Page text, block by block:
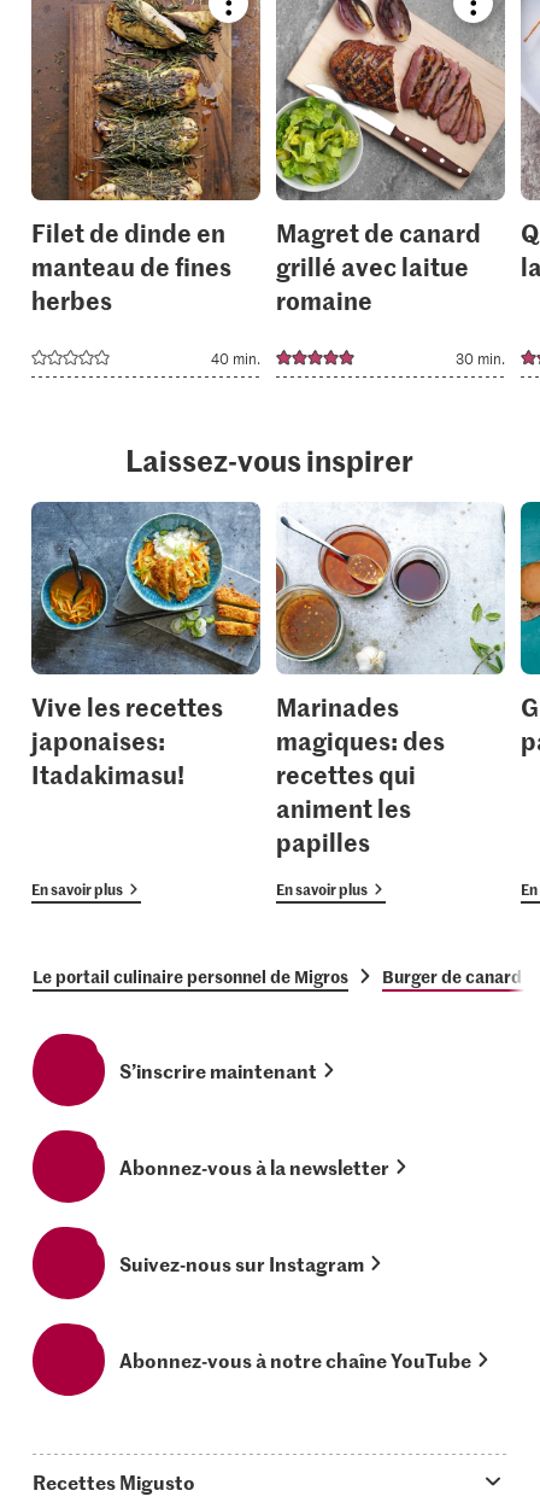
Bookmark
recipe
or
add
to
your
collections.
Filet de dinde en
manteau de fines
herbes
40 min.
recipe
or
add
to
your
Magret de canard
grillé avec laitue
romaine
30 min.
Laissez-vous inspirer
Vive les recettes
japonaises:
Itadakimasu!
En savoir plus
Marinades
magiques: des
recettes qui
animent les
papilles
En savoir plus
Le portail culinaire personnel de Migros Burger de canard
S’inscrire maintenant
Abonnez-vous à la newsletter
Suivez-nous sur Instagram
Abonnez-vous à notre chaîne YouTube
Recettes Migusto